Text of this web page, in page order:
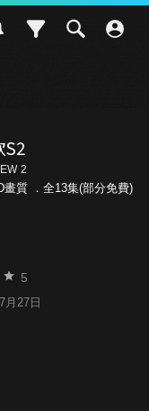
2
畫質 ．全13集(部分免費)
5
月27日